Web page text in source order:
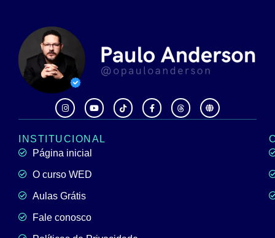
INSTITUCIONAL
Página inicial
O curso WED
Aulas Grátis
Fale conosco